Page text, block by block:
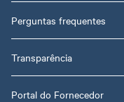
Perguntas frequentes
Transparência
Portal do Fornecedor